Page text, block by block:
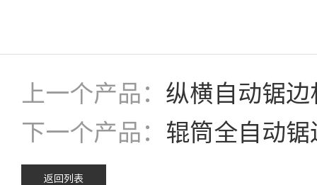
上一个产品： 纵横自动锯边
下一个产品： 辊筒全自动锯
返回列表